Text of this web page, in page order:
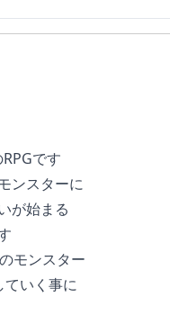
です
ンスターに
が始まる
モンスター
ていく事に